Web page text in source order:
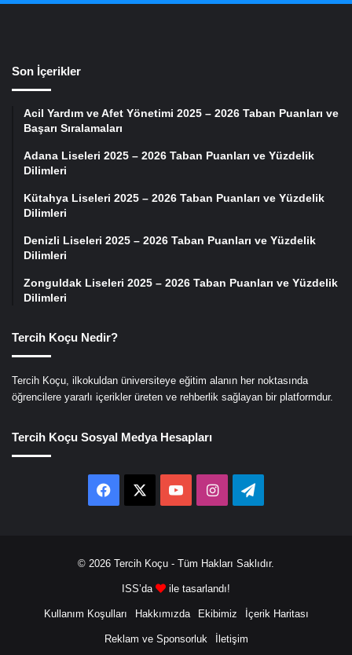
Son İçerikler
Acil Yardım ve Afet Yönetimi 2025 – 2026 Taban Puanları ve
Başarı Sıralamaları
Adana Liseleri 2025 – 2026 Taban Puanları ve Yüzdelik
Dilimleri
Kütahya Liseleri 2025 – 2026 Taban Puanları ve Yüzdelik
Dilimleri
Denizli Liseleri 2025 – 2026 Taban Puanları ve Yüzdelik
Dilimleri
Zonguldak Liseleri 2025 – 2026 Taban Puanları ve Yüzdelik
Dilimleri
Tercih Koçu Nedir?
Tercih Koçu, ilkokuldan üniversiteye eğitim alanın her noktasında
öğrencilere yararlı içerikler üreten ve rehberlik sağlayan bir platformdur.
Tercih Koçu Sosyal Medya Hesapları
Facebook YouTubeInstagramTelegram
© 2026 Tercih Koçu - Tüm Hakları Saklıdır.
ISS’da ile tasarlandı!
Kullanım Koşulları Hakkımızda Ekibimiz İçerik Haritası
Reklam ve Sponsorluk İletişim